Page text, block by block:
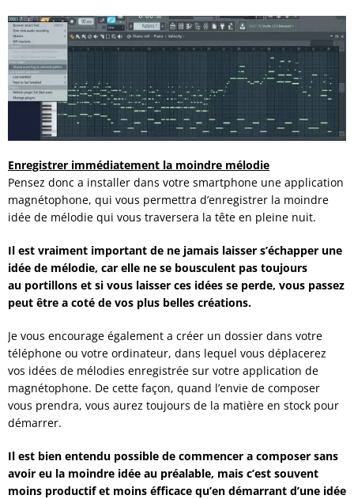
Enregistrer immédiatement la moindre mélodie
Pensez donc a installer dans votre smartphone une application
magnétophone, qui vous permettra d’enregistrer la moindre
idée de mélodie qui vous traversera la tête en pleine nuit.
Il est vraiment important de ne jamais laisser s’échapper une
idée de mélodie, car elle ne se bousculent pas toujours
au portillons et si vous laisser ces idées se perde, vous passez
peut être a coté de vos plus belles créations.
Je vous encourage également a créer un dossier dans votre
téléphone ou votre ordinateur, dans lequel vous déplacerez
vos idées de mélodies enregistrée sur votre application de
magnétophone. De cette façon, quand l’envie de composer
vous prendra, vous aurez toujours de la matière en stock pour
démarrer.
Il est bien entendu possible de commencer a composer sans
avoir eu la moindre idée au préalable, mais c’est souvent
moins productif et moins éfficace qu’en démarrant d’une idée